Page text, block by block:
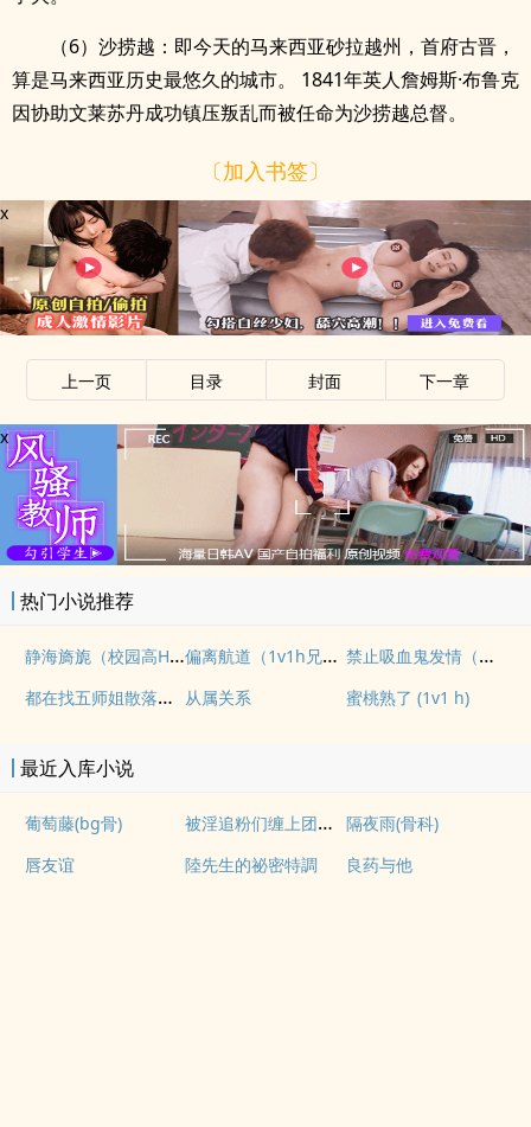
（6）沙捞越：即今天的马来西亚砂拉越州，首府古晋，
算是马来西亚历史最悠久的城市。 1841年英人詹姆斯·布鲁克
因协助文莱苏丹成功镇压叛乱而被任命为沙捞越总督。
〔加入书签〕
x
上一页 目录 封面 下一章
x
热门小说推荐
静海旖旎（校园高H） 偏离航道（1v1h兄妹骨科bg）
禁止吸血鬼发情（姐狗高H 1v1）
都在找五师姐散落的法宝
从属关系 蜜桃熟了 (1v1 h)
最近入库小说
葡萄藤(bg骨) 被淫追粉们缠上团播女主播(露出NPH)
隔夜雨(骨科)
唇友谊
陸先生的祕密特調 良药与他